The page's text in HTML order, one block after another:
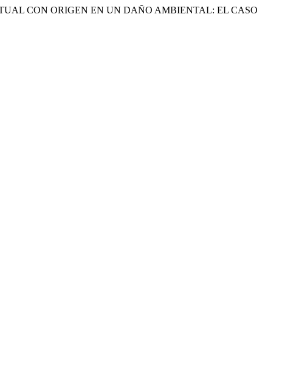
CON ORIGEN EN UN DAÑO AMBIENTAL: EL CASO